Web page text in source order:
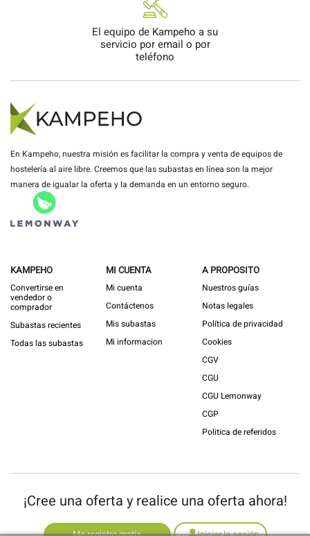
El equipo de Kampeho a su
servicio por email o por
teléfono
En Kampeho, nuestra misión es facilitar la compra y venta de equipos de
hostelería al aire libre. Creemos que las subastas en línea son la mejor
manera de igualar la oferta y la demanda en un entorno seguro.
KAMPEHO
Convertirse en
vendedor o
comprador
Subastas recientes
Todas las subastas
MI CUENTA
Mi cuenta
Contáctenos
Mis subastas
Mi informacion
A PROPOSITO
Nuestros guías
Notas legales
Política de privacidad
Cookies
CGV
CGU
CGU Lemonway
CGP
Politica de referidos
¡Cree una oferta y realice una oferta ahora!